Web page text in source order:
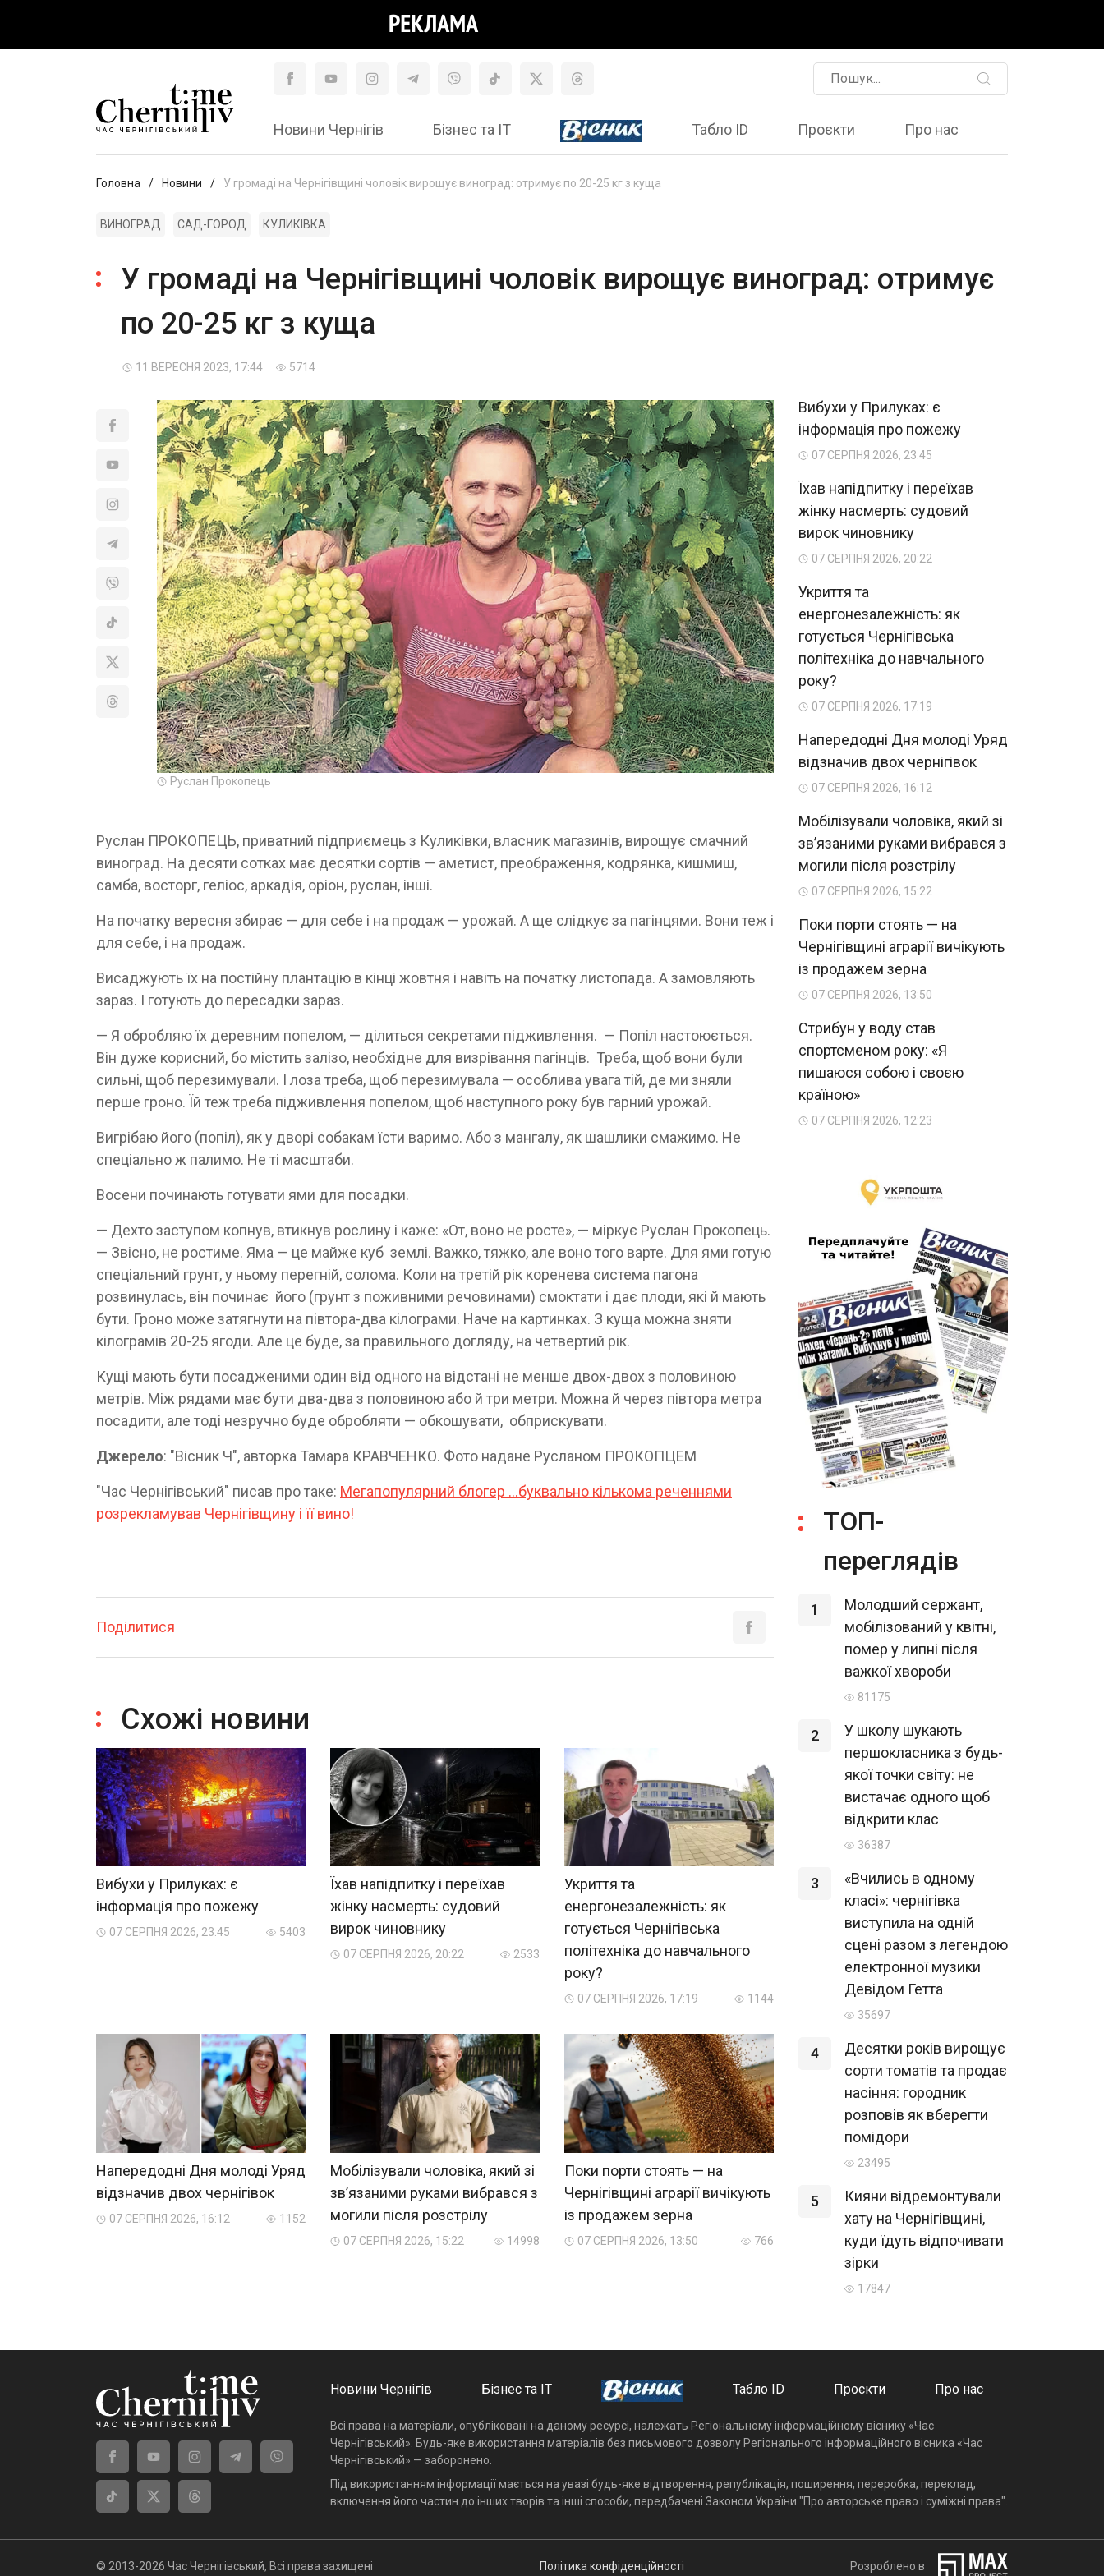
Новини Чернігів Бізнес та ІТ Табло ID Проєкти Про нас
Головна Новини У громаді на Чернігівщині чоловік вирощує виноград: отримує по 20-25 кг з куща
ВИНОГРАД САД-ГОРОД КУЛИКІВКА
У громаді на Чернігівщині чоловік вирощує виноград: отримує
по 20-25 кг з куща
11 ВЕРЕСНЯ 2023, 17:44 5714
Руслан Прокопець
Руслан ПРОКОПЕЦЬ, приватний підприємець з Куликівки, власник магазинів, вирощує смачний
виноград. На десяти сотках має десятки сортів — аметист, преображення, кодрянка, кишмиш,
самба, восторг, геліос, аркадія, оріон, руслан, інші.
На початку вересня збирає — для себе і на продаж — урожай. А ще слідкує за пагінцями. Вони теж і
для себе, і на продаж.
Висаджують їх на постійну плантацію в кінці жовтня і навіть на початку листопада. А замовляють
зараз. І готують до пересадки зараз.
— Я обробляю їх деревним попелом, — ділиться секретами підживлення. — Попіл настоюється.
Він дуже корисний, бо містить залізо, необхідне для визрівання пагінців. Треба, щоб вони були
сильні, щоб перезимували. І лоза треба, щоб перезимувала — особлива увага тій, де ми зняли
перше гроно. Їй теж треба підживлення попелом, щоб наступного року був гарний урожай.
Вигрібаю його (попіл), як у дворі собакам їсти варимо. Або з мангалу, як шашлики смажимо. Не
спеціально ж палимо. Не ті масштаби.
Восени починають готувати ями для посадки.
— Дехто заступом копнув, втикнув рослину і каже: «От, воно не росте», — міркує Руслан Прокопець.
— Звісно, не ростиме. Яма — це майже куб землі. Важко, тяжко, але воно того варте. Для ями готую
спеціальний грунт, у ньому перегній, солома. Коли на третій рік коренева система пагона
розвинулась, він починає його (грунт з поживними речовинами) смоктати і дає плоди, які й мають
бути. Гроно може затягнути на півтора-два кілограми. Наче на картинках. З куща можна зняти
кілограмів 20-25 ягоди. Але це буде, за правильного догляду, на четвертий рік.
Кущі мають бути посадженими один від одного на відстані не менше двох-двох з половиною
метрів. Між рядами має бути два-два з половиною або й три метри. Можна й через півтора метра
посадити, але тоді незручно буде обробляти — обкошувати, обприскувати.
Джерело: "Вісник Ч", авторка Тамара КРАВЧЕНКО. Фото надане Русланом ПРОКОПЦЕМ
"Час Чернігівський" писав про таке: Мегапопулярний блогер …буквально кількома реченнями
розрекламував Чернігівщину і її вино!
Поділитися
Схожі новини
Вибухи у Прилуках: є
інформація про пожежу
07 СЕРПНЯ 2026, 23:45 5403
Їхав напідпитку і переїхав
жінку насмерть: судовий
вирок чиновнику
07 СЕРПНЯ 2026, 20:22 2533
Укриття та
енергонезалежність: як
готується Чернігівська
політехніка до навчального
року?
07 СЕРПНЯ 2026, 17:19 1144
Напередодні Дня молоді Уряд
відзначив двох чернігівок
07 СЕРПНЯ 2026, 16:12 1152
Мобілізували чоловіка, який зі
зв’язаними руками вибрався з
могили після розстрілу
07 СЕРПНЯ 2026, 15:22 14998
Поки порти стоять — на
Чернігівщині аграрії вичікують
із продажем зерна
07 СЕРПНЯ 2026, 13:50 766
Вибухи у Прилуках: є
інформація про пожежу
07 СЕРПНЯ 2026, 23:45
Їхав напідпитку і переїхав
жінку насмерть: судовий
вирок чиновнику
07 СЕРПНЯ 2026, 20:22
Укриття та
енергонезалежність: як
готується Чернігівська
політехніка до навчального
року?
07 СЕРПНЯ 2026, 17:19
Напередодні Дня молоді Уряд
відзначив двох чернігівок
07 СЕРПНЯ 2026, 16:12
Мобілізували чоловіка, який зі
зв’язаними руками вибрався з
могили після розстрілу
07 СЕРПНЯ 2026, 15:22
Поки порти стоять — на
Чернігівщині аграрії вичікують
із продажем зерна
07 СЕРПНЯ 2026, 13:50
Стрибун у воду став
спортсменом року: «Я
пишаюся собою і своєю
країною»
07 СЕРПНЯ 2026, 12:23
ТОП-
переглядів
1
Молодший сержант,
мобілізований у квітні,
помер у липні після
важкої хвороби
81175
2
У школу шукають
першокласника з будь-
якої точки світу: не
вистачає одного щоб
відкрити клас
36387
3
«Вчились в одному
класі»: чернігівка
виступила на одній
сцені разом з легендою
електронної музики
Девідом Гетта
35697
4
Десятки років вирощує
сорти томатів та продає
насіння: городник
розповів як вберегти
помідори
23495
5
Кияни відремонтували
хату на Чернігівщині,
куди їдуть відпочивати
зірки
17847
Новини Чернігів Бізнес та ІТ Табло ID Проєкти Про нас
Всі права на матеріали, опубліковані на даному ресурсі, належать Регіональному інформаційному віснику «Час
Чернігівський». Будь-яке використання матеріалів без письмового дозволу Регіонального інформаційного вісника «Час
Чернігівський» — заборонено.
Під використанням інформації мається на увазі будь-яке відтворення, републікація, поширення, переробка, переклад,
включення його частин до інших творів та інші способи, передбачені Законом України "Про авторське право і суміжні права".
© 2013-2026 Час Чернігівський, Всі права захищені Політика конфіденційності Розроблено в